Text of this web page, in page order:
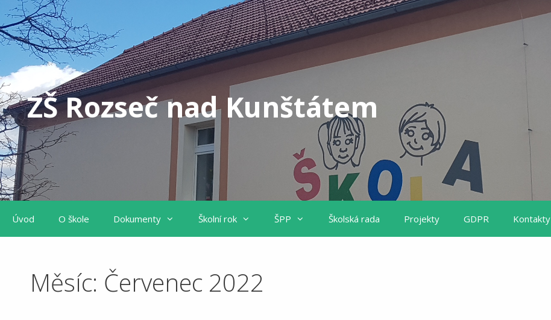
Přeskočit
na
obsah
ZŠ Rozseč nad Kunštátem
Úvod O škole Dokumenty Školní rok ŠPP Školská rada Projekty GDPR Kontakty
Měsíc: Červenec 2022